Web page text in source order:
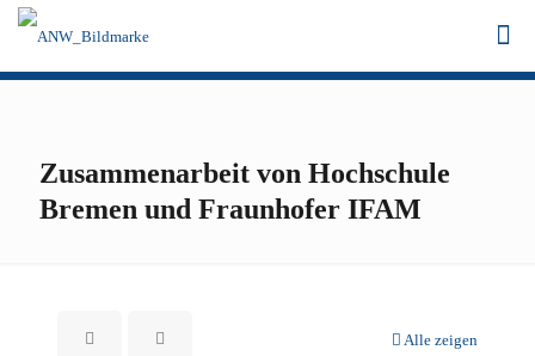
Zusammenarbeit von Hochschule
Bremen und Fraunhofer IFAM
Alle zeigen